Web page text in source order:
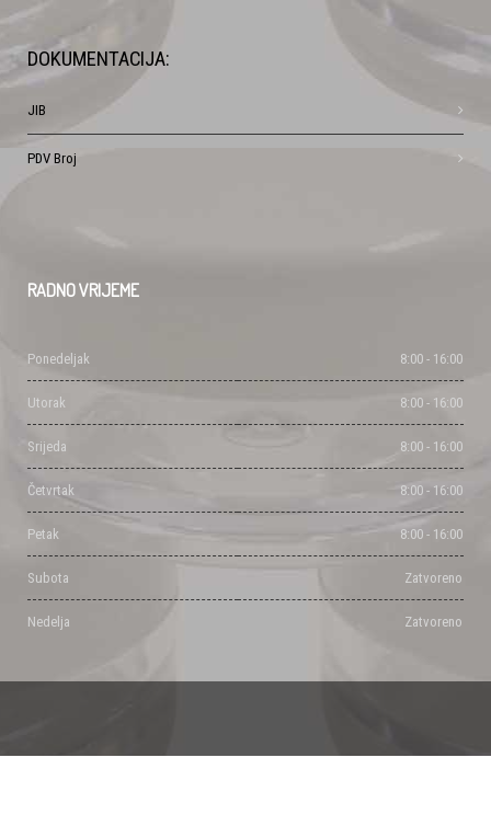
DOKUMENTACIJA:
JIB
PDV Broj
RADNOVRIJEME
Ponedeljak 8:00 - 16:00
Utorak 8:00 - 16:00
Srijeda 8:00 - 16:00
Četvrtak 8:00 - 16:00
Petak 8:00 - 16:00
Subota Zatvoreno
Nedelja Zatvoreno